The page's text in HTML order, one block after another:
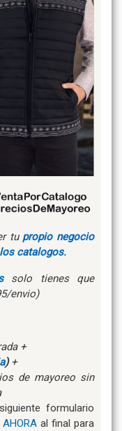
tu propio negocio
catalogos.
solo tienes que
envio)
+
)+
de mayoreo sin
formulario
AHORA al final para